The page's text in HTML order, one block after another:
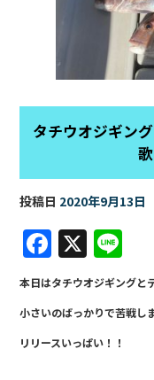
タチウオ
投稿日 2020年9月13日
F
a
c
e
b
X
n
e
本日はタチウオジギングと
小さいのばっかりで苦戦し
リリースいっぱい！！